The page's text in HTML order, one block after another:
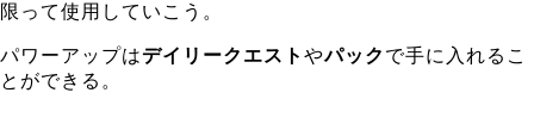
限って使用していこう。
パワーアップはデイリークエスト やパック で手に入れるこ
とができる。